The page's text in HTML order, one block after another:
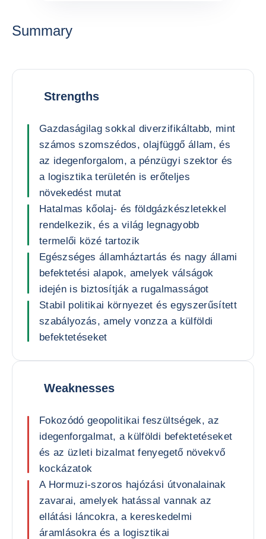
Summary
Strengths
Gazdaságilag sokkal diverzifikáltabb, mint
számos szomszédos, olajfüggő állam, és
az idegenforgalom, a pénzügyi szektor és
a logisztika területén is erőteljes
növekedést mutat
Hatalmas kőolaj- és földgázkészletekkel
rendelkezik, és a világ legnagyobb
termelői közé tartozik
Egészséges államháztartás és nagy állami
befektetési alapok, amelyek válságok
idején is biztosítják a rugalmasságot
Stabil politikai környezet és egyszerűsített
szabályozás, amely vonzza a külföldi
befektetéseket
Weaknesses
Fokozódó geopolitikai feszültségek, az
idegenforgalmat, a külföldi befektetéseket
és az üzleti bizalmat fenyegető növekvő
kockázatok
A Hormuzi-szoros hajózási útvonalainak
zavarai, amelyek hatással vannak az
ellátási láncokra, a kereskedelmi
áramlásokra és a logisztikai